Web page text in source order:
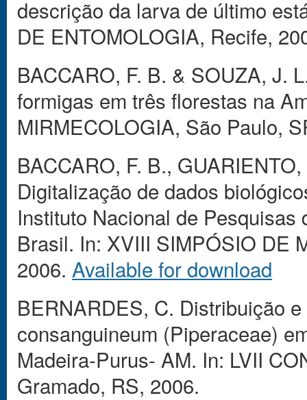
descrição da larva de último
DE ENTOMOLOGIA, Recife,
BACCARO, F. B. & SOUZA, J.
formigas em três florestas na
MIRMECOLOGIA, São Paulo,
BACCARO, F. B.,
Digitalização de dados
Instituto Nacional de
Brasil. In: XVIII SIMPÓSIO DE
2006. Available for download
BERNARDES, C. Distribuição
consanguineum (Piperaceae)
Madeira-Purus- AM. In: LVII
Gramado, RS, 2006.